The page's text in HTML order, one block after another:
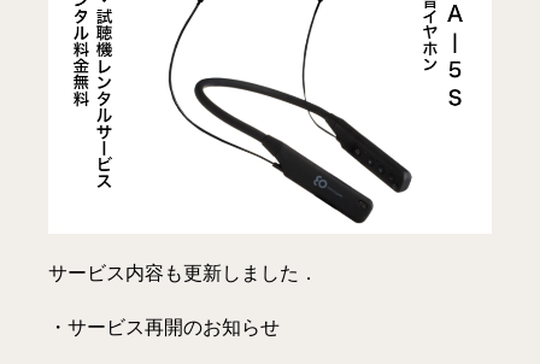
サービス内容も更新しました．
・ サービス再開のお知らせ